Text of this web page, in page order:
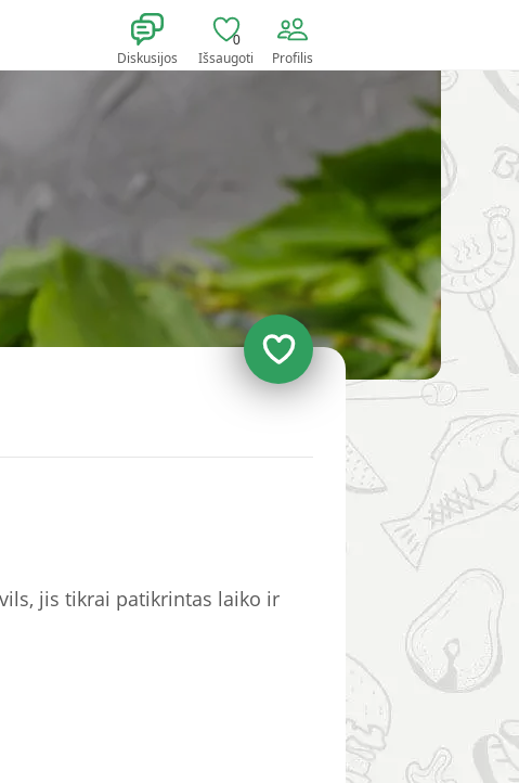
Diskusijos
0
Išsaugoti Profilis
jis tikrai patikrintas laiko ir